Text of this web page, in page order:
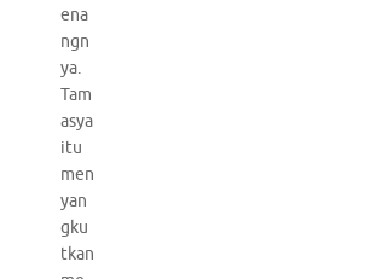
ena
ngn
ya.
Tam
asya
itu
men
yan
gku
tkan